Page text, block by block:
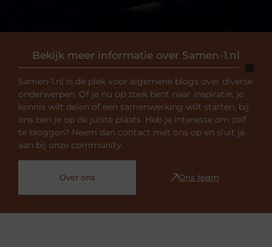
Bekijk meer informatie over Samen-1.nl
Samen-1.nl is dé plek voor algemene blogs over diverse
onderwerpen. Of je nu op zoek bent naar inspiratie, je
kennis wilt delen of een samenwerking wilt starten, bij
ons ben je op de juiste plaats. Heb je interesse om zelf
te bloggen? Neem dan contact met ons op en sluit je
aan bij onze community.
Over ons Ons team